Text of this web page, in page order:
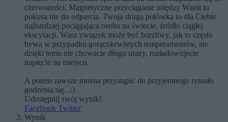
czerwoności. Magnetyczne przyciąganie między Wami to
pokusa nie do odparcia. Twoja druga połówka to dla Ciebie
najbardziej pociągająca osoba na świecie, źródło ciągłej
ekscytacji. Wasz związek może być burzliwy, jak to często
bywa w przypadku gorącokrwistych temperamentów, ale
dzięki temu nie chowacie długo urazy, rozładowujecie
napięcie na miejscu.
A potem zawsze można przystąpić do przyjemnego rytuału
godzenia się...:)
Udostępnij swój wynik!
Facebook Twitter
Wynik